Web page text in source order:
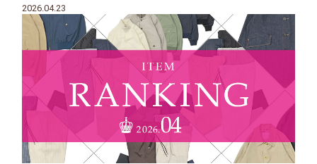
2026.04.23